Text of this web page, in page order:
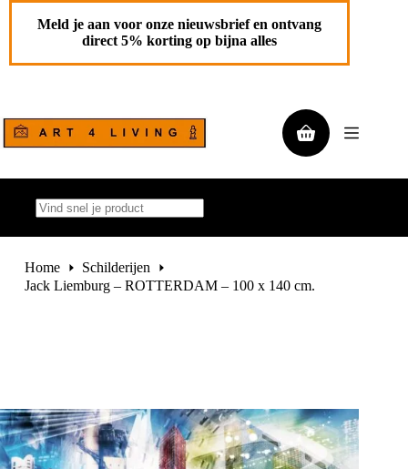
Ga
Jack Liemburg – ROTTERDAM – 100 x 140 cm.
€2.950,00
Toevoegen aan
winkelwagen
Meld je aan voor onze nieuwsbrief en ontvang
direct 5% korting op bijna alles
Winkelwagen
resultaten
Home
Schilderijen
Jack Liemburg – ROTTERDAM – 100 x 140 cm.